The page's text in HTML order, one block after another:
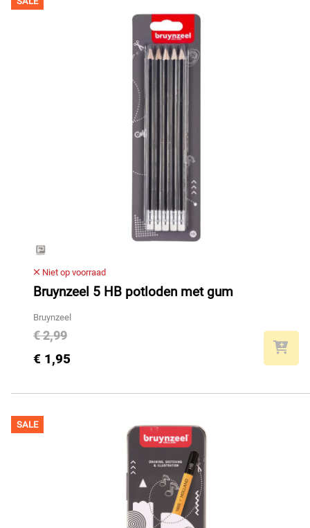
Niet op voorraad
Bruynzeel 5 HB potloden met gum
Bruynzeel
€ 2,99
€ 1,95
SALE